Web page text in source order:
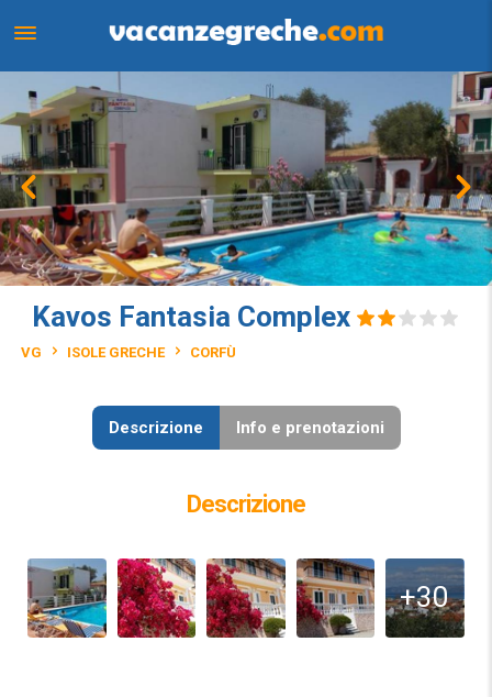
Kavos Fantasia Complex
VG ISOLE GRECHE CORFÙ
Descrizione Info e prenotazioni
Descrizione
+30